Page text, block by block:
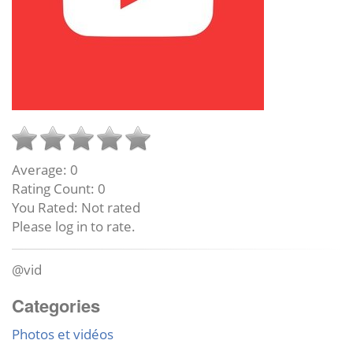
Average: 0
Rating Count: 0
You Rated: Not rated
Please log in to rate.
@vid
Categories
Photos et vidéos